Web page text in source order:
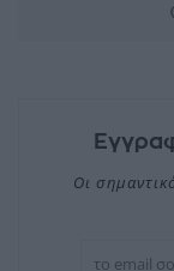
Οι